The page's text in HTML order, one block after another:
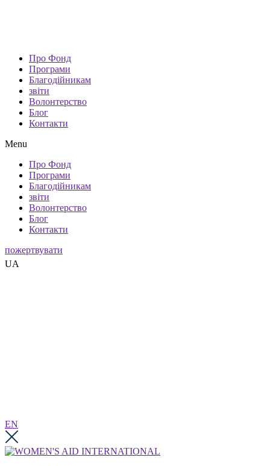
Про Фонд
Програми
Благодійникам
звіти
Волонтерство
Блог
Контакти
Menu
Про Фонд
Програми
Благодійникам
звіти
Волонтерство
Блог
Контакти
пожертвувати
UA
EN